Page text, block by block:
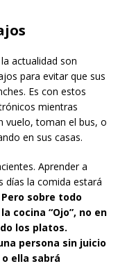
actualidad son
para evitar que sus
Es con estos
mientras
vuelo, toman el bus, o
en sus casas.
Aprender a
días la comida estará
Pero sobre todo
cocina “Ojo”, no en
los platos.
persona sin juicio
ella sabrá